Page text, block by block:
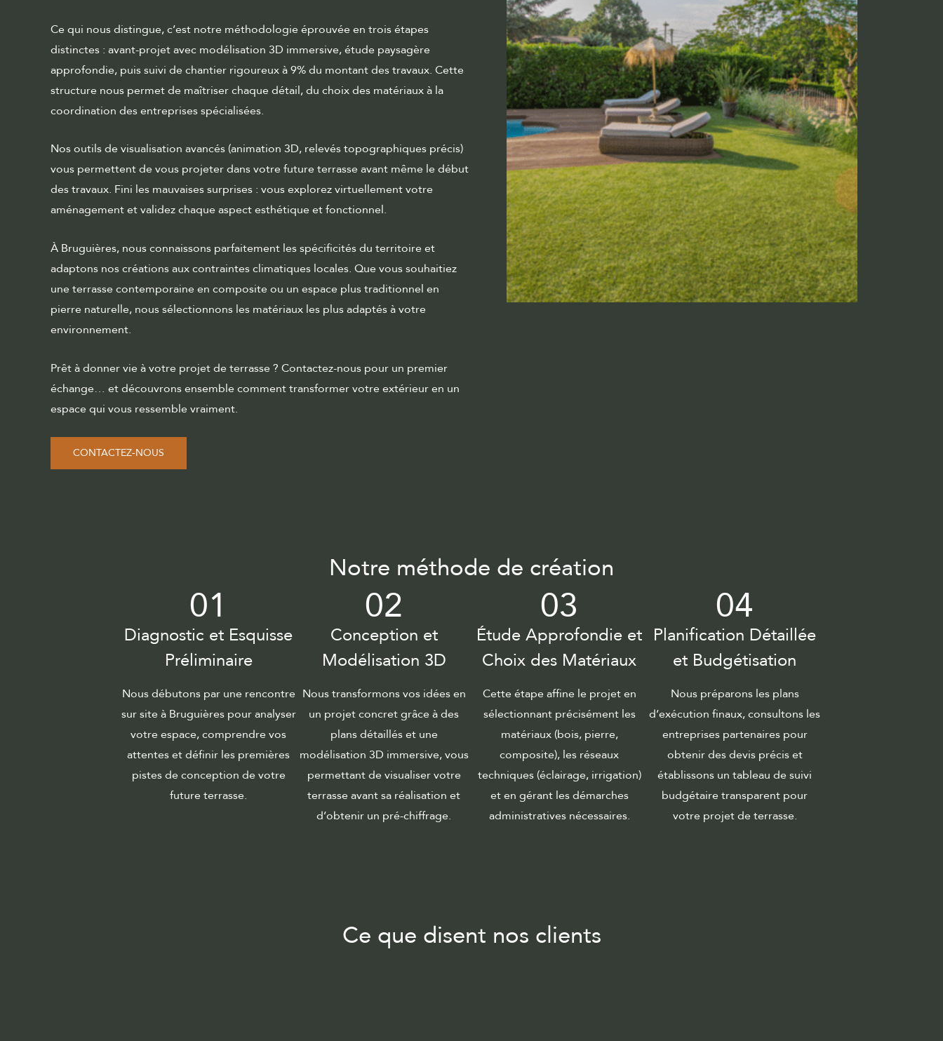
Ce qui nous distingue, c’est notre méthodologie éprouvée en trois étapes
distinctes : avant-projet avec modélisation 3D immersive, étude paysagère
approfondie, puis suivi de chantier rigoureux à 9% du montant des travaux. Cette
structure nous permet de maîtriser chaque détail, du choix des matériaux à la
coordination des entreprises spécialisées.
Nos outils de visualisation avancés (animation 3D, relevés topographiques précis)
vous permettent de vous projeter dans votre future terrasse avant même le début
des travaux. Fini les mauvaises surprises : vous explorez virtuellement votre
aménagement et validez chaque aspect esthétique et fonctionnel.
À Bruguières, nous connaissons parfaitement les spécificités du territoire et
adaptons nos créations aux contraintes climatiques locales. Que vous souhaitiez
une terrasse contemporaine en composite ou un espace plus traditionnel en
pierre naturelle, nous sélectionnons les matériaux les plus adaptés à votre
environnement.
Prêt à donner vie à votre projet de terrasse ? Contactez-nous pour un premier
échange… et découvrons ensemble comment transformer votre extérieur en un
espace qui vous ressemble vraiment.
CONTACTEZ-NOUS
Notre méthode de création
01
Diagnostic et Esquisse
Préliminaire
Nous débutons par une rencontre
sur site à Bruguières pour analyser
votre espace, comprendre vos
attentes et définir les premières
pistes de conception de votre
future terrasse.
02
Conception et
Modélisation 3D
Nous transformons vos idées en
un projet concret grâce à des
plans détaillés et une
modélisation 3D immersive, vous
permettant de visualiser votre
terrasse avant sa réalisation et
d’obtenir un pré-chiffrage.
03
Étude Approfondie et
Choix des Matériaux
Cette étape affine le projet en
sélectionnant précisément les
matériaux (bois, pierre,
composite), les réseaux
techniques (éclairage, irrigation)
et en gérant les démarches
administratives nécessaires.
04
Planification Détaillée
et Budgétisation
Nous préparons les plans
d’exécution finaux, consultons les
entreprises partenaires pour
obtenir des devis précis et
établissons un tableau de suivi
budgétaire transparent pour
votre projet de terrasse.
Ce que disent nos clients